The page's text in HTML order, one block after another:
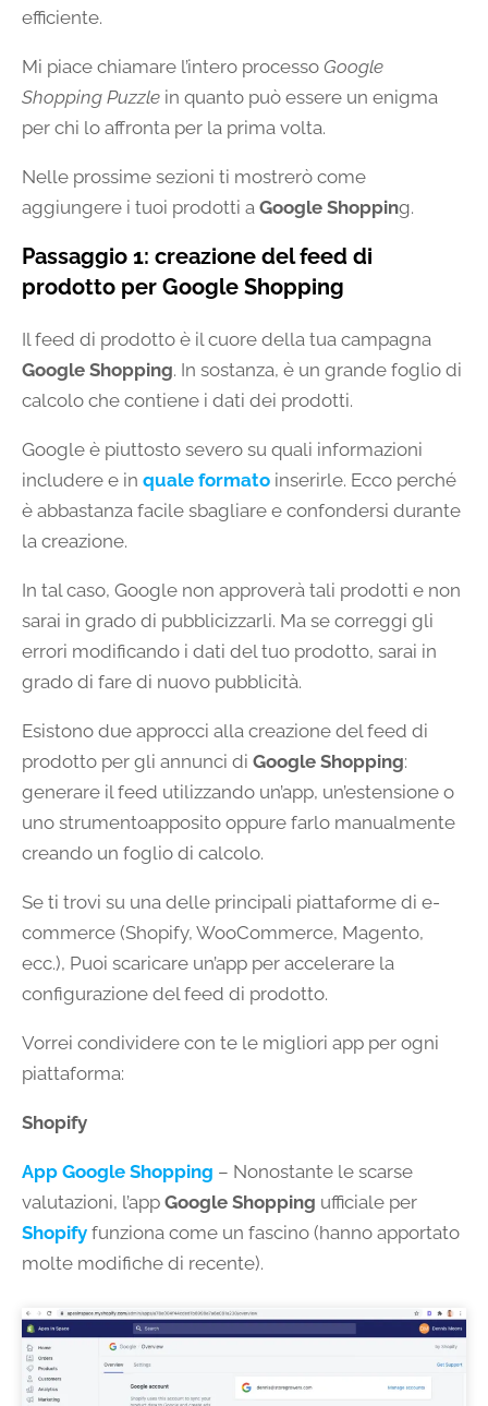
efficiente.
Mi piace chiamare l’intero processo Google
Shopping Puzzle in quanto può essere un enigma
per chi lo affronta per la prima volta.
Nelle prossime sezioni ti mostrerò come
aggiungere i tuoi prodotti a Google Shopping.
Passaggio 1: creazione del feed di
prodotto per Google Shopping
Il feed di prodotto è il cuore della tua campagna
Google Shopping. In sostanza, è un grande foglio di
calcolo che contiene i dati dei prodotti.
Google è piuttosto severo su quali informazioni
includere e in quale formato inserirle. Ecco perché
è abbastanza facile sbagliare e confondersi durante
la creazione.
In tal caso, Google non approverà tali prodotti e non
sarai in grado di pubblicizzarli. Ma se correggi gli
errori modificando i dati del tuo prodotto, sarai in
grado di fare di nuovo pubblicità.
Esistono due approcci alla creazione del feed di
prodotto per gli annunci di Google Shopping:
generare il feed utilizzando un’app, un’estensione o
uno strumentoapposito oppure farlo manualmente
creando un foglio di calcolo.
Se ti trovi su una delle principali piattaforme di e-
commerce (Shopify, WooCommerce, Magento,
ecc.), Puoi scaricare un’app per accelerare la
configurazione del feed di prodotto.
Vorrei condividere con te le migliori app per ogni
piattaforma:
Shopify
App Google Shopping – Nonostante le scarse
valutazioni, l’app Google Shopping ufficiale per
Shopify funziona come un fascino (hanno apportato
molte modifiche di recente).